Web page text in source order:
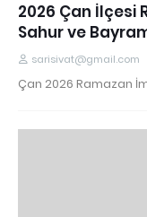
2026 Çan İlçesi
Sahur ve
sarisivat@gmail.com
Çan 2026 Ramazan